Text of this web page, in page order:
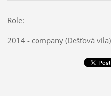
Role:
2014 - company (Dešťová víla)